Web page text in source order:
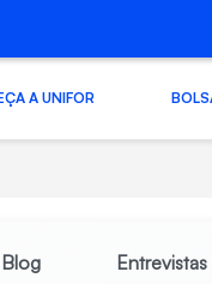
A UNIFOR
Blog Entrevistas